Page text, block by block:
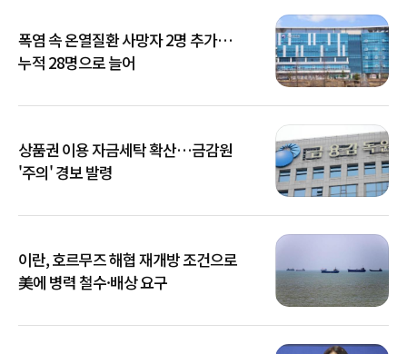
폭염 속 온열질환 사망자 2명 추가…
누적 28명으로 늘어
상품권 이용 자금세탁 확산…금감원
'주의' 경보 발령
이란, 호르무즈 해협 재개방 조건으로
美에 병력 철수·배상 요구